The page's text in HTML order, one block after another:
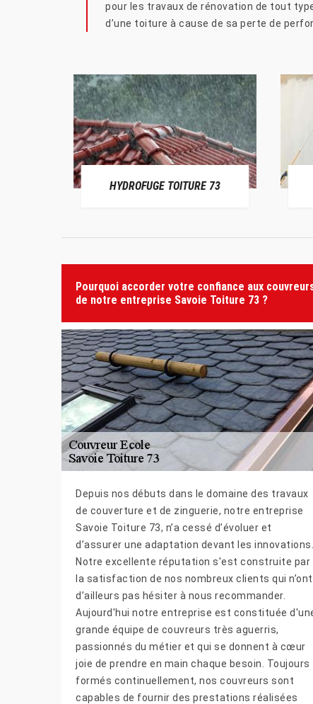
pour les travaux de rénovation de tout
d’une toiture à cause de sa perte de
HYDROFUGE TOITURE 73
Pourquoi accorder votre confiance aux
de notre entreprise Savoie Toiture 73 ?
Depuis nos débuts dans le domaine des travaux
de couverture et de zinguerie, notre entreprise
Savoie Toiture 73, n’a cessé d’évoluer et
d’assurer une adaptation devant les innovations.
Notre excellente réputation s'est construite par
la satisfaction de nos nombreux clients qui n’ont
d’ailleurs pas hésiter à nous recommander.
Aujourd'hui notre entreprise est constituée
grande équipe de couvreurs très aguerris,
passionnés du métier et qui se donnent à cœur
joie de prendre en main chaque besoin. Toujours
formés continuellement, nos couvreurs sont
capables de fournir des prestations réalisées